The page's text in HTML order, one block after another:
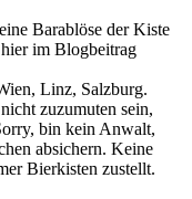
Barablöse der Kiste
im Blogbeitrag
Linz, Salzburg.
zuzumuten sein,
bin kein Anwalt,
absichern. Keine
Bierkisten zustellt.